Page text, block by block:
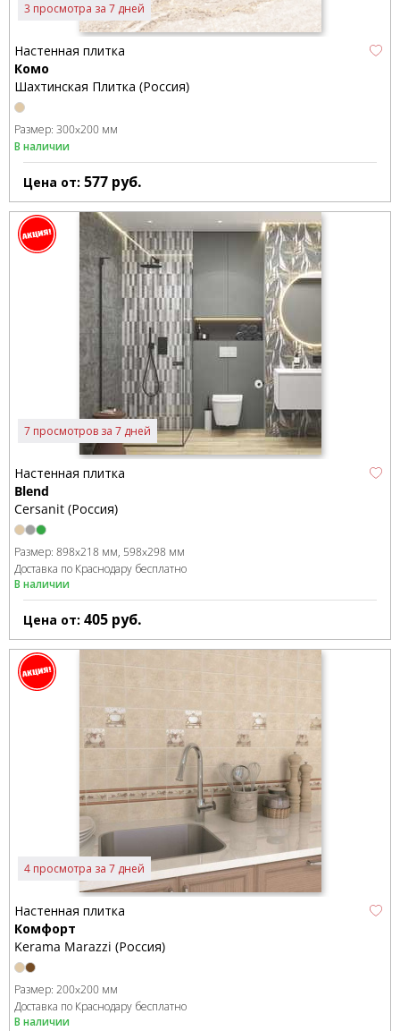
3 просмотра за 7 дней
Настенная плитка
Комо
Шахтинская Плитка (Россия)
Размер: 300x200 мм
В наличии
Цена от: 577 руб.
7 просмотров за 7 дней
Настенная плитка
Blend
Cersanit (Россия)
Размер: 898x218 мм 598x298 мм
Доставка по Краснодару бесплатно
В наличии
Цена от: 405 руб.
4 просмотра за 7 дней
Настенная плитка
Комфорт
Kerama Marazzi (Россия)
Размер: 200x200 мм
Доставка по Краснодару бесплатно
В наличии